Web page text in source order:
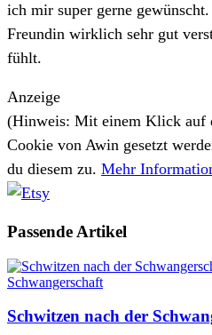
ich mir super gerne
Freundin wirklich sehr gut
fühlt.
Anzeige
(Hinweis: Mit einem Klick auf
Cookie von Awin gesetzt
du diesem zu. Mehr
Passende Artikel
Schwangerschaft
Schwitzen nach der